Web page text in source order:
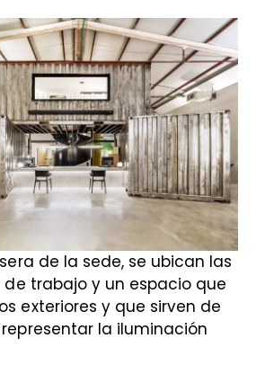
de la sede, se ubican las
de trabajo y un espacio que
exteriores y que sirven de
la iluminación